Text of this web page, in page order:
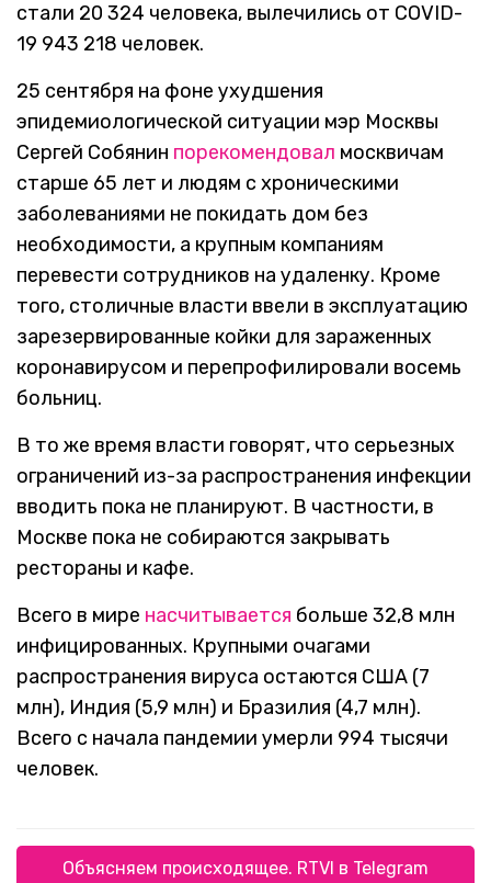
стали 20 324 человека, вылечились от COVID-
19 943 218 человек.
25 сентября на фоне ухудшения
эпидемиологической ситуации мэр Москвы
Сергей Собянин порекомендовал москвичам
старше 65 лет и людям с хроническими
заболеваниями не покидать дом без
необходимости, а крупным компаниям
перевести сотрудников на удаленку. Кроме
того, столичные власти ввели в эксплуатацию
зарезервированные койки для зараженных
коронавирусом и перепрофилировали восемь
больниц.
В то же время власти говорят, что серьезных
ограничений из-за распространения инфекции
вводить пока не планируют. В частности, в
Москве пока не собираются закрывать
рестораны и кафе.
Всего в мире насчитывается больше 32,8 млн
инфицированных. Крупными очагами
распространения вируса остаются США (7
млн), Индия (5,9 млн) и Бразилия (4,7 млн).
Всего с начала пандемии умерли 994 тысячи
человек.
Объясняем происходящее. RTVI в Telegram